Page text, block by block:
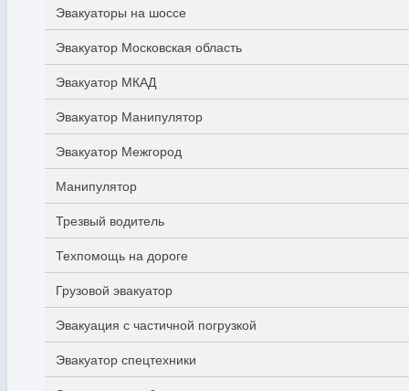
Эвакуаторы на шоссе
Эвакуатор Московская область
Эвакуатор МКАД
Эвакуатор Манипулятор
Эвакуатор Межгород
Манипулятор
Трезвый водитель
Техпомощь на дороге
Грузовой эвакуатор
Эвакуация с частичной погрузкой
Эвакуатор спецтехники